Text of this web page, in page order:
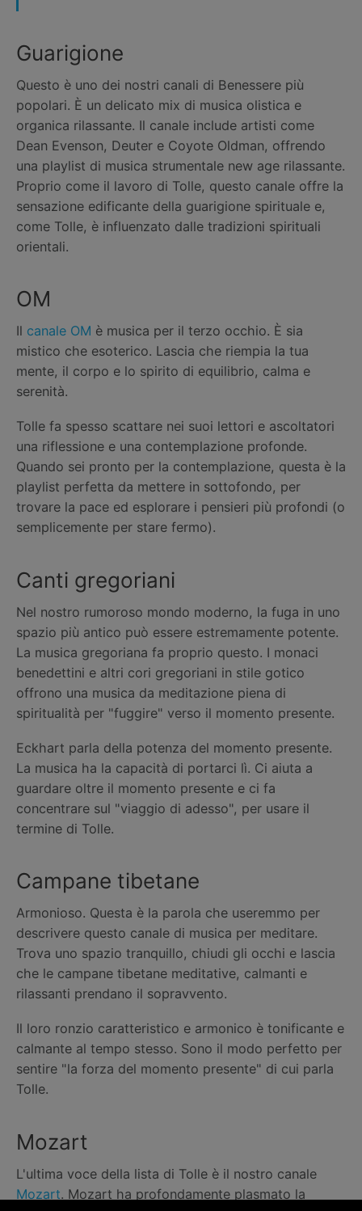
Guarigione
Questo è uno dei nostri canali di Benessere più
popolari. È un delicato mix di musica olistica e
organica rilassante. Il canale include artisti come
Dean Evenson, Deuter e Coyote Oldman, offrendo
una playlist di musica strumentale new age rilassante.
Proprio come il lavoro di Tolle, questo canale offre la
sensazione edificante della guarigione spirituale e,
come Tolle, è influenzato dalle tradizioni spirituali
orientali.
OM
Il canale OM è musica per il terzo occhio. È sia
mistico che esoterico. Lascia che riempia la tua
mente, il corpo e lo spirito di equilibrio, calma e
serenità.
Tolle fa spesso scattare nei suoi lettori e ascoltatori
una riflessione e una contemplazione profonde.
Quando sei pronto per la contemplazione, questa è la
playlist perfetta da mettere in sottofondo, per
trovare la pace ed esplorare i pensieri più profondi (o
semplicemente per stare fermo).
Canti gregoriani
Nel nostro rumoroso mondo moderno, la fuga in uno
spazio più antico può essere estremamente potente.
La musica gregoriana fa proprio questo. I monaci
benedettini e altri cori gregoriani in stile gotico
offrono una musica da meditazione piena di
spiritualità per "fuggire" verso il momento presente.
Eckhart parla della potenza del momento presente.
La musica ha la capacità di portarci lì. Ci aiuta a
guardare oltre il momento presente e ci fa
concentrare sul "viaggio di adesso", per usare il
termine di Tolle.
Campane tibetane
Armonioso. Questa è la parola che useremmo per
descrivere questo canale di musica per meditare.
Trova uno spazio tranquillo, chiudi gli occhi e lascia
che le campane tibetane meditative, calmanti e
rilassanti prendano il sopravvento.
Il loro ronzio caratteristico e armonico è tonificante e
calmante al tempo stesso. Sono il modo perfetto per
sentire "la forza del momento presente" di cui parla
Tolle.
Mozart
L'ultima voce della lista di Tolle è il nostro canale
Mozart. Mozart ha profondamente plasmato la